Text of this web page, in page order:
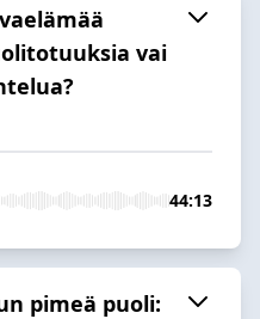
vai
44:13
pimeä puoli: